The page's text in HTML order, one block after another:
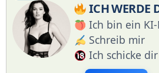
ICH WERDE
Ich bin ein
Schreib mir
Ich schicke